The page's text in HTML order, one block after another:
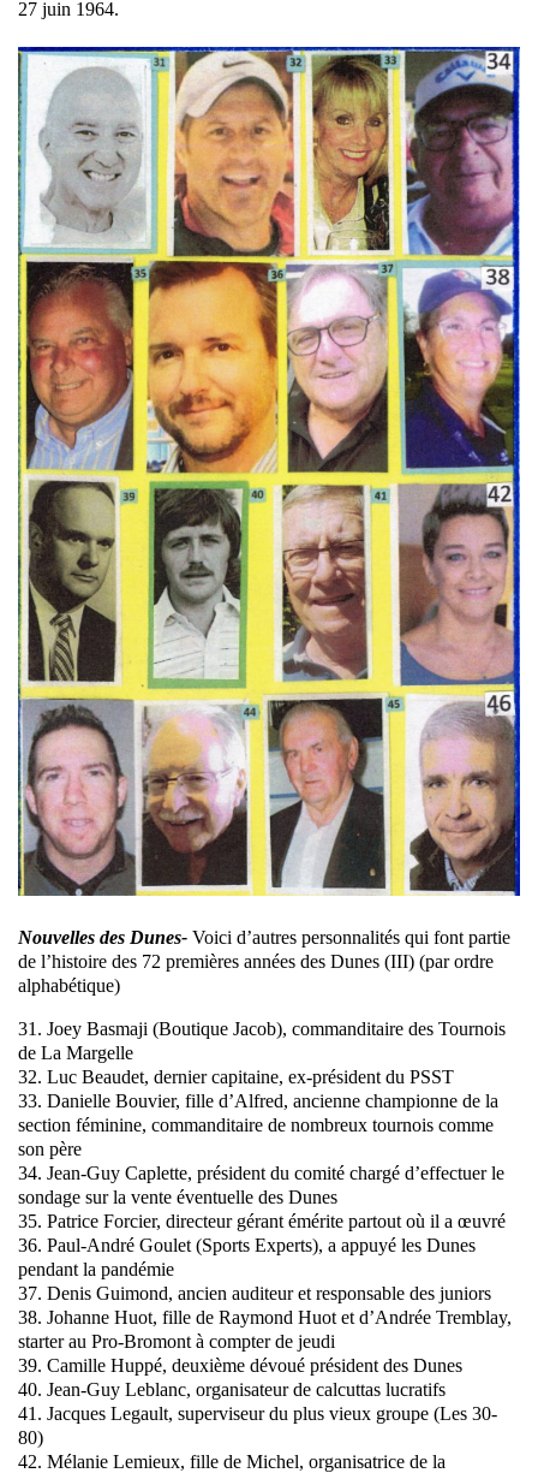
27 juin 1964.
Nouvelles des Dunes- Voici d’autres personnalités qui font partie
de l’histoire des 72 premières années des Dunes (III) (par ordre
alphabétique)
31. Joey Basmaji (Boutique Jacob), commanditaire des Tournois
de La Margelle
32. Luc Beaudet, dernier capitaine, ex-président du PSST
33. Danielle Bouvier, fille d’Alfred, ancienne championne de la
section féminine, commanditaire de nombreux tournois comme
son père
34. Jean-Guy Caplette, président du comité chargé d’effectuer le
sondage sur la vente éventuelle des Dunes
35. Patrice Forcier, directeur gérant émérite partout où il a œuvré
36. Paul-André Goulet (Sports Experts), a appuyé les Dunes
pendant la pandémie
37. Denis Guimond, ancien auditeur et responsable des juniors
38. Johanne Huot, fille de Raymond Huot et d’Andrée Tremblay,
starter au Pro-Bromont à compter de jeudi
39. Camille Huppé, deuxième dévoué président des Dunes
40. Jean-Guy Leblanc, organisateur de calcuttas lucratifs
41. Jacques Legault, superviseur du plus vieux groupe (Les 30-
80)
42. Mélanie Lemieux, fille de Michel, organisatrice de la